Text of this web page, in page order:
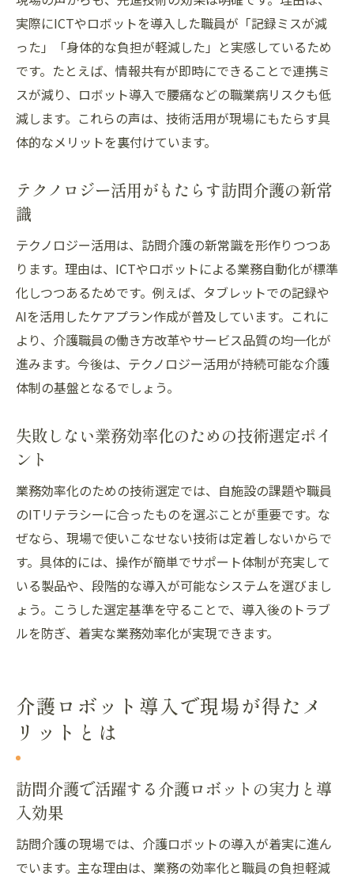
実際にICTやロボットを導入した職員が「記録ミスが減
った」「身体的な負担が軽減した」と実感しているため
です。たとえば、情報共有が即時にできることで連携ミ
スが減り、ロボット導入で腰痛などの職業病リスクも低
減します。これらの声は、技術活用が現場にもたらす具
体的なメリットを裏付けています。
テクノロジー活用がもたらす訪問介護の新常
識
テクノロジー活用は、訪問介護の新常識を形作りつつあ
ります。理由は、ICTやロボットによる業務自動化が標準
化しつつあるためです。例えば、タブレットでの記録や
AIを活用したケアプラン作成が普及しています。これに
より、介護職員の働き方改革やサービス品質の均一化が
進みます。今後は、テクノロジー活用が持続可能な介護
体制の基盤となるでしょう。
失敗しない業務効率化のための技術選定ポイ
ント
業務効率化のための技術選定では、自施設の課題や職員
のITリテラシーに合ったものを選ぶことが重要です。な
ぜなら、現場で使いこなせない技術は定着しないからで
す。具体的には、操作が簡単でサポート体制が充実して
いる製品や、段階的な導入が可能なシステムを選びまし
ょう。こうした選定基準を守ることで、導入後のトラブ
ルを防ぎ、着実な業務効率化が実現できます。
介護ロボット導入で現場が得たメ
リットとは
訪問介護で活躍する介護ロボットの実力と導
入効果
訪問介護の現場では、介護ロボットの導入が着実に進ん
でいます。主な理由は、業務の効率化と職員の負担軽減